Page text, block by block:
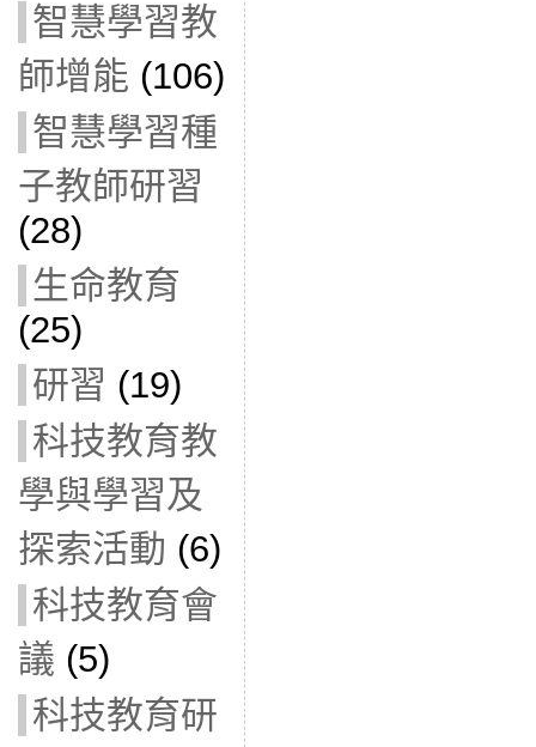
智慧學習教
師增能 (106)
智慧學習種
子教師研習
(28)
生命教育
(25)
研習 (19)
科技教育教
學與學習及
探索活動 (6)
科技教育會
議 (5)
科技教育研